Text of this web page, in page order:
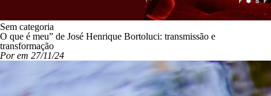
Sem categoria
O que é meu” de José Henrique Bortoluci: transmissão e
transformação
Por em 27/11/24